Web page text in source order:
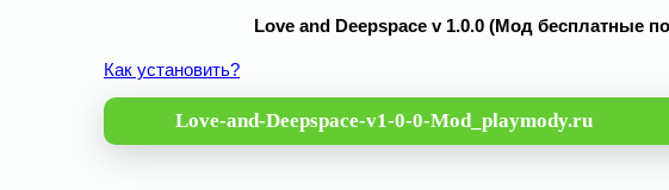
Love and Deepspace v 1.0.0 (Мод бесплатные
Как установить?
Love-and-Deepspace-v1-0-0-Mod_playmody.ru